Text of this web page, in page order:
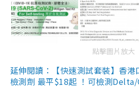
點擊圖片放大
延伸閱讀：【快速測試套裝】香
檢測劑 最平$18起 ！可檢測